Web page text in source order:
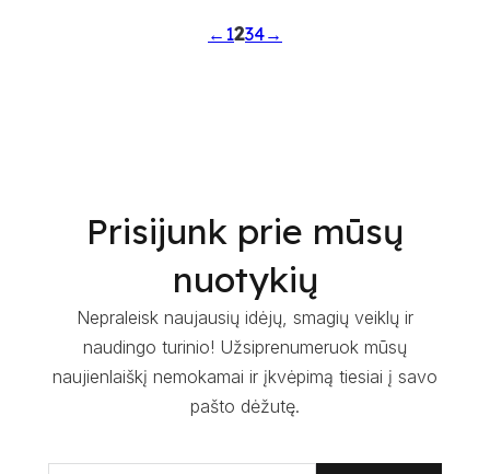
← 1234→
Prisijunk prie mūsų
nuotykių
Nepraleisk naujausių idėjų, smagių veiklų ir
naudingo turinio! Užsiprenumeruok mūsų
naujienlaiškį nemokamai ir įkvėpimą tiesiai į savo
pašto dėžutę.